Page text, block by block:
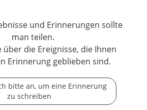
und Erinnerungen sollte
man teilen.
über die Ereignisse, die Ihnen
Erinnerung geblieben sind.
bitte an, um eine Erinnerung
zu schreiben